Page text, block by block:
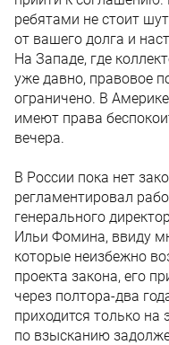
ребятами не стоит
от вашего долга и
На Западе, где
уже давно, правовое
ограничено. В
имеют права
вечера.
В России пока нет
регламентировал
генерального
Ильи Фомина, ввиду
которые неизбежно
проекта закона, его
через полтора-два
приходится только на
по взысканию